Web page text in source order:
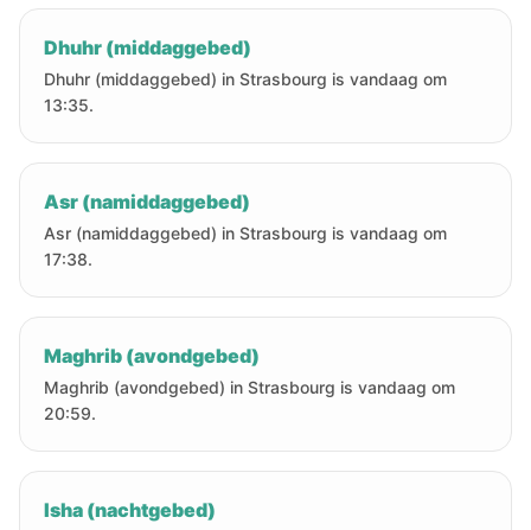
Dhuhr (middaggebed)
Dhuhr (middaggebed) in Strasbourg is vandaag om
13:35.
Asr (namiddaggebed)
Asr (namiddaggebed) in Strasbourg is vandaag om
17:38.
Maghrib (avondgebed)
Maghrib (avondgebed) in Strasbourg is vandaag om
20:59.
Isha (nachtgebed)